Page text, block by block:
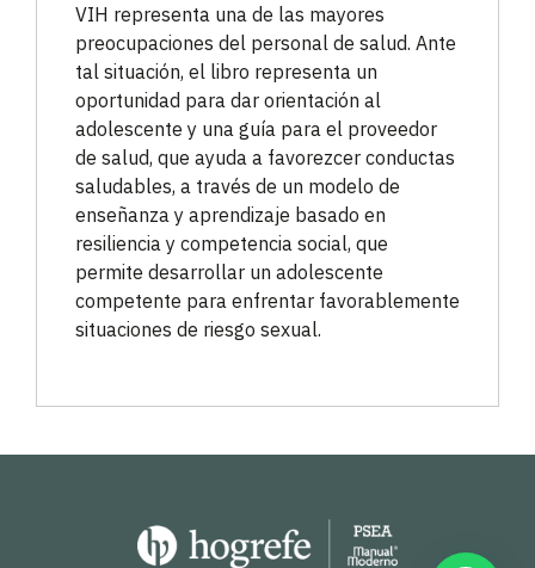
VIH representa una de las mayores
preocupaciones del personal de salud. Ante
tal situación, el libro representa un
oportunidad para dar orientación al
adolescente y una guía para el proveedor
de salud, que ayuda a favorezcer conductas
saludables, a través de un modelo de
enseñanza y aprendizaje basado en
resiliencia y competencia social, que
permite desarrollar un adolescente
competente para enfrentar favorablemente
situaciones de riesgo sexual.